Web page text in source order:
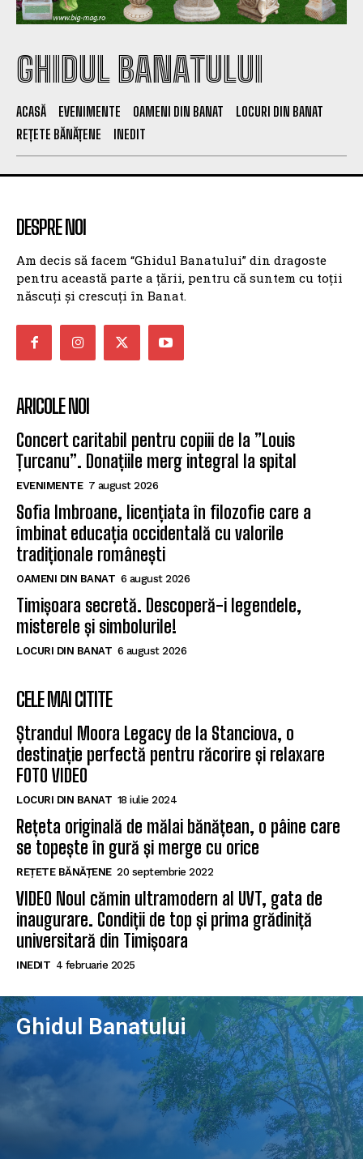
GHIDUL BANATULUI
ACASĂ EVENIMENTE OAMENI DIN BANAT
LOCURI DIN BANAT
REȚETE BĂNĂȚENE
INEDIT
DESPRE NOI
Am decis să facem “Ghidul Banatului” din dragoste
pentru această parte a țării, pentru că suntem cu toții
născuți și crescuți în Banat.
ARICOLE NOI
Concert caritabil pentru copiii de la ”Louis
Țurcanu”. Donațiile merg integral la spital
EVENIMENTE 7 august 2026
Sofia Imbroane, licențiata în filozofie care a
îmbinat educația occidentală cu valorile
tradiționale românești
OAMENI DIN BANAT 6 august 2026
Timișoara secretă. Descoperă-i legendele,
misterele și simbolurile!
LOCURI DIN BANAT 6 august 2026
CELE MAI CITITE
Ștrandul Moora Legacy de la Stanciova, o
destinație perfectă pentru răcorire și relaxare
FOTO VIDEO
LOCURI DIN BANAT 18 iulie 2024
Rețeta originală de mălai bănățean, o pâine care
se topește în gură și merge cu orice
REȚETE BĂNĂȚENE 20 septembrie 2022
VIDEO Noul cămin ultramodern al UVT, gata de
inaugurare. Condiții de top și prima grădiniță
universitară din Timișoara
INEDIT 4 februarie 2025
Ghidul Banatului